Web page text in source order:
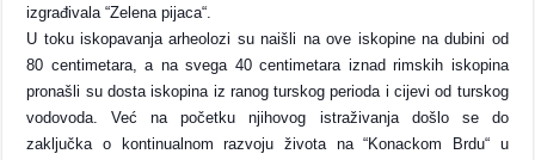
izgrađivala “Zelena pijaca“.
U toku iskopavanja arheolozi su naišli na ove iskopine na dubini od
80 centimetara, a na svega 40 centimetara iznad rimskih iskopina
pronašli su dosta iskopina iz ranog turskog perioda i cijevi od turskog
vodovoda. Već na početku njihovog istraživanja došlo se do
zaključka o kontinualnom razvoju života na “Konackom Brdu“ u